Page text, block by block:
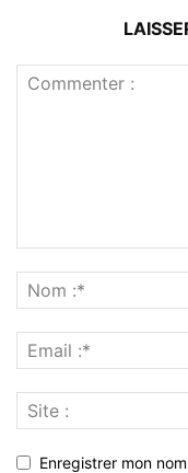
Enregistrer mon